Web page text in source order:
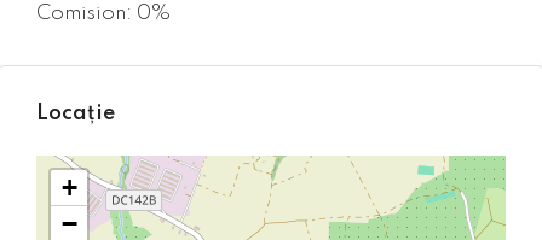
Comision: 0%
Locație
+
−